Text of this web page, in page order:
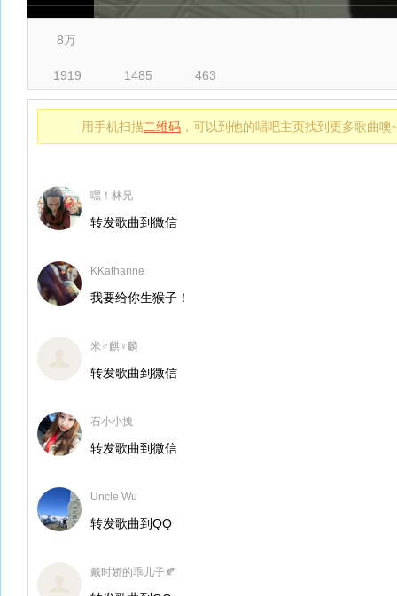
8万
1919 1485 463
用手机扫描二维码 ，可以到他的唱吧主页找到更多歌曲噢
嘿！林兄
转发歌曲到微信
KKatharine
我要给你生猴子！
米♂麒♀麟
转发歌曲到微信
石小小拽
转发歌曲到微信
Uncle Wu
转发歌曲到QQ
戴时娇的乖儿子🍂